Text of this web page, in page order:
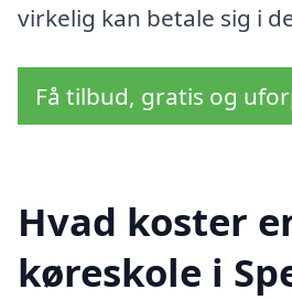
virkelig kan betale sig i
Få tilbud, gratis og
Hvad koster
køreskole i